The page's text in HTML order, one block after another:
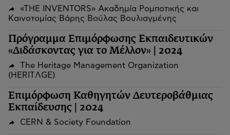
«THE INVENTORS» Ακαδημία Ρομποτικής και
Καινοτομίας Βάρης Βούλας Βουλιαγμένης
Πρόγραμμα Επιμόρφωσης Εκπαιδευτικών
«Διδάσκοντας για το Μέλλον» | 2024
The Heritage Management Organization
(HERITΛGΕ)
Επιμόρφωση Καθηγητών Δευτεροβάθμιας
Εκπαίδευσης | 2024
CERN & Society Foundation